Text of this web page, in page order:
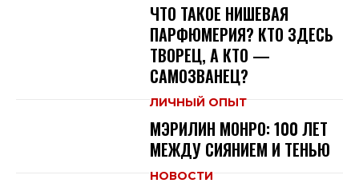
ЧТО ТАКОЕ НИШЕВАЯ
ПАРФЮМЕРИЯ? КТО ЗДЕСЬ
ТВОРЕЦ, А КТО —
САМОЗВАНЕЦ?
ЛИЧНЫЙ ОПЫТ
МЭРИЛИН МОНРО: 100 ЛЕТ
МЕЖДУ СИЯНИЕМ И ТЕНЬЮ
НОВОСТИ